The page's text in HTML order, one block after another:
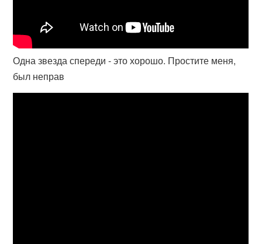
Одна звезда спереди - это хорошо. Простите меня,
был неправ